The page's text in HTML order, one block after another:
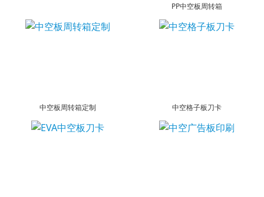
PP中空板周转箱
中空板周转箱定制 中空格子板刀卡